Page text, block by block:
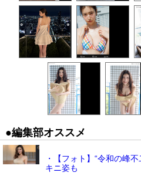
●編集部オススメ
・【フォト】“令和の峰
キニ姿も